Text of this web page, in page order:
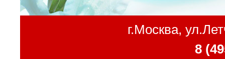
г.Москва,
8